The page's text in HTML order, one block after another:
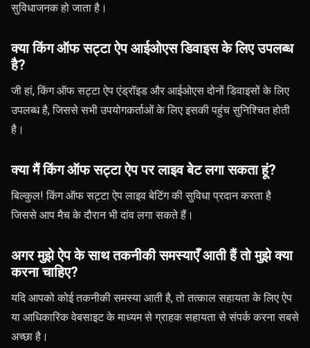
सुविधाजनक हो जाता है।
क्या किंग ऑफ सट्टा ऐप आईओएस डिवाइस के लिए उपलब्ध
है?
जी हां, किंग ऑफ सट्टा ऐप एंड्रॉइड और आईओएस दोनों डिवाइसों के लिए
उपलब्ध है, जिससे सभी उपयोगकर्ताओं के लिए इसकी पहुंच सुनिश्चित होती
है।
क्या मैं किंग ऑफ सट्टा ऐप पर लाइव बेट लगा सकता हूं?
बिल्कुल! किंग ऑफ सट्टा ऐप लाइव बेटिंग की सुविधा प्रदान करता है
जिससे आप मैच के दौरान भी दांव लगा सकते हैं।
अगर मुझे ऐप के साथ तकनीकी समस्याएँ आती हैं तो मुझे क्या
करना चाहिए?
यदि आपको कोई तकनीकी समस्या आती है, तो तत्काल सहायता के लिए ऐप
या आधिकारिक वेबसाइट के माध्यम से ग्राहक सहायता से संपर्क करना सबसे
अच्छा है।